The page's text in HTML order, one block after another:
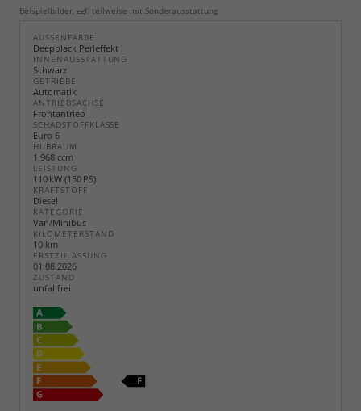
Beispielbilder, ggf. teilweise mit Sonderausstattung
AUSSENFARBE
Deepblack Perleffekt
INNENAUSSTATTUNG
Schwarz
GETRIEBE
Automatik
ANTRIEBSACHSE
Frontantrieb
SCHADSTOFFKLASSE
Euro 6
HUBRAUM
1.968 ccm
LEISTUNG
110 kW (150 PS)
KRAFTSTOFF
Diesel
KATEGORIE
Van/Minibus
KILOMETERSTAND
10 km
ERSTZULASSUNG
01.08.2026
ZUSTAND
unfallfrei